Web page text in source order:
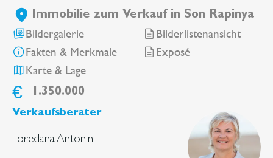
Immobilie zum Verkauf in Son Rapinya
Bildergalerie
Fakten & Merkmale
Karte & Lage
Bilderlistenansicht
Exposé
€ 1.350.000
Verkaufsberater
Loredana Antonini